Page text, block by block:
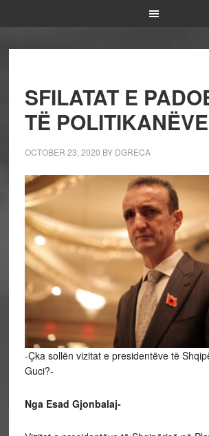
SFILATAT E
TË POLITIKANËVE
OCTOBER 23, 2020 BY DGRECA
-Çka sollën vizitat e presidentëve të
Guci?-
Nga Esad Gjonbalaj-